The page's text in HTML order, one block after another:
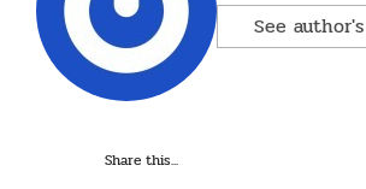
See
Share this...